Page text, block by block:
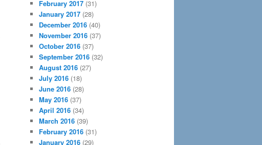
February 2017 (31)
January 2017 (28)
December 2016 (40)
November 2016 (37)
October 2016 (37)
September 2016 (32)
August 2016 (27)
July 2016 (18)
June 2016 (28)
May 2016 (37)
April 2016 (34)
March 2016 (39)
February 2016 (31)
January 2016 (29)